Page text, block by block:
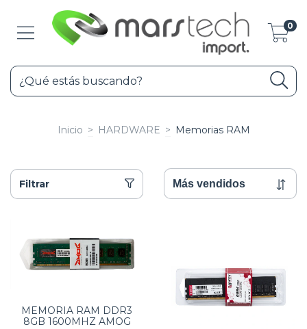
0
Inicio > HARDWARE > Memorias RAM
Filtrar
MEMORIA RAM DDR3
8GB 1600MHZ AMOG